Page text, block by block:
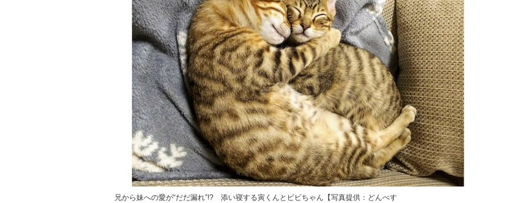
兄から妹への愛が“だだ漏れ”!? 添い寝する寅くんとビビちゃん【写真提供：どんべす